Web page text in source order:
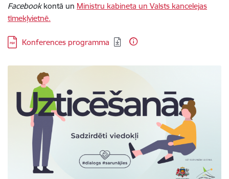
Facebookkontā un Ministru kabineta un Valsts kancelejas
tīmekļvietnē.
Lejupielādēt:
Konferences programma